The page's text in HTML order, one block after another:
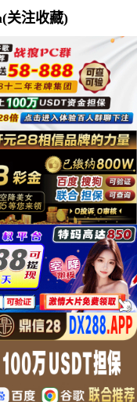
关注收藏)